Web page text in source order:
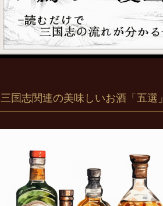
三国志関連の美味しいお酒「五選」